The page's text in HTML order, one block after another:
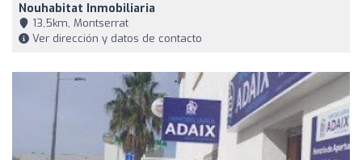
Nouhabitat Inmobiliaria
13,5km, Montserrat
Ver dirección y datos de contacto